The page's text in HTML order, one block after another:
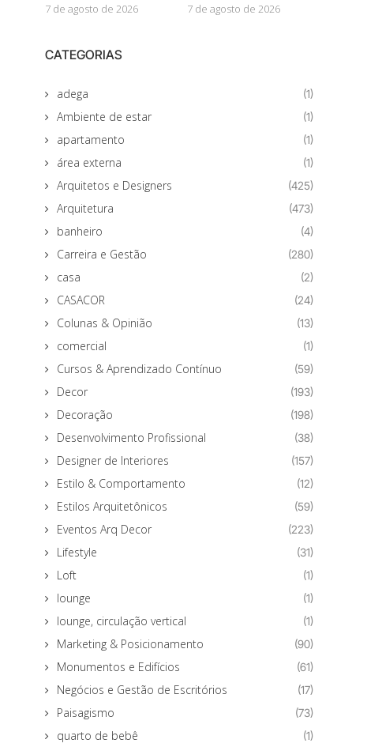
7 de agosto de 2026 7 de agosto de 2026
CATEGORIAS
adega (1)
Ambiente de estar (1)
apartamento (1)
área externa (1)
Arquitetos e Designers (425)
Arquitetura (473)
banheiro (4)
Carreira e Gestão (280)
casa (2)
CASACOR (24)
Colunas & Opinião (13)
comercial (1)
Cursos & Aprendizado Contínuo (59)
Decor (193)
Decoração (198)
Desenvolvimento Profissional (38)
Designer de Interiores (157)
Estilo & Comportamento (12)
Estilos Arquitetônicos (59)
Eventos Arq Decor (223)
Lifestyle (31)
Loft (1)
lounge (1)
lounge, circulação vertical (1)
Marketing & Posicionamento (90)
Monumentos e Edifícios (61)
Negócios e Gestão de Escritórios (17)
Paisagismo (73)
quarto de bebê (1)